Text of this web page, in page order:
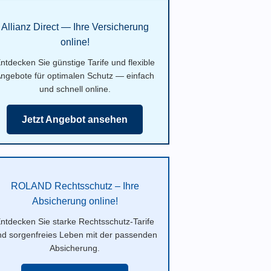
Allianz Direct — Ihre Versicherung
online!
Sie günstige Tarife und flexible
für optimalen Schutz — einfach
und schnell online.
Jetzt Angebot ansehen
ROLAND Rechtsschutz – Ihre
Absicherung online!
Sie starke Rechtsschutz-Tarife
sorgenfreies Leben mit der passenden
Absicherung.